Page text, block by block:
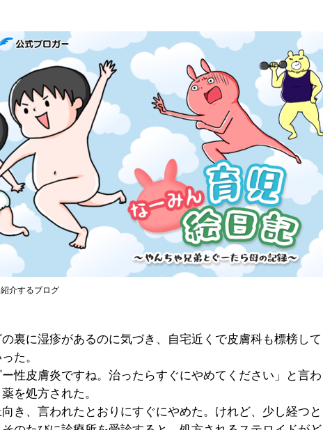
介するブログ
裏に湿疹があるのに気づき、自宅近くで皮膚科も標榜して
た。
性皮膚炎ですね。治ったらすぐにやめてください」と言わ
を処方された。
き、言われたとおりにすぐにやめた。けれど、少し経つと